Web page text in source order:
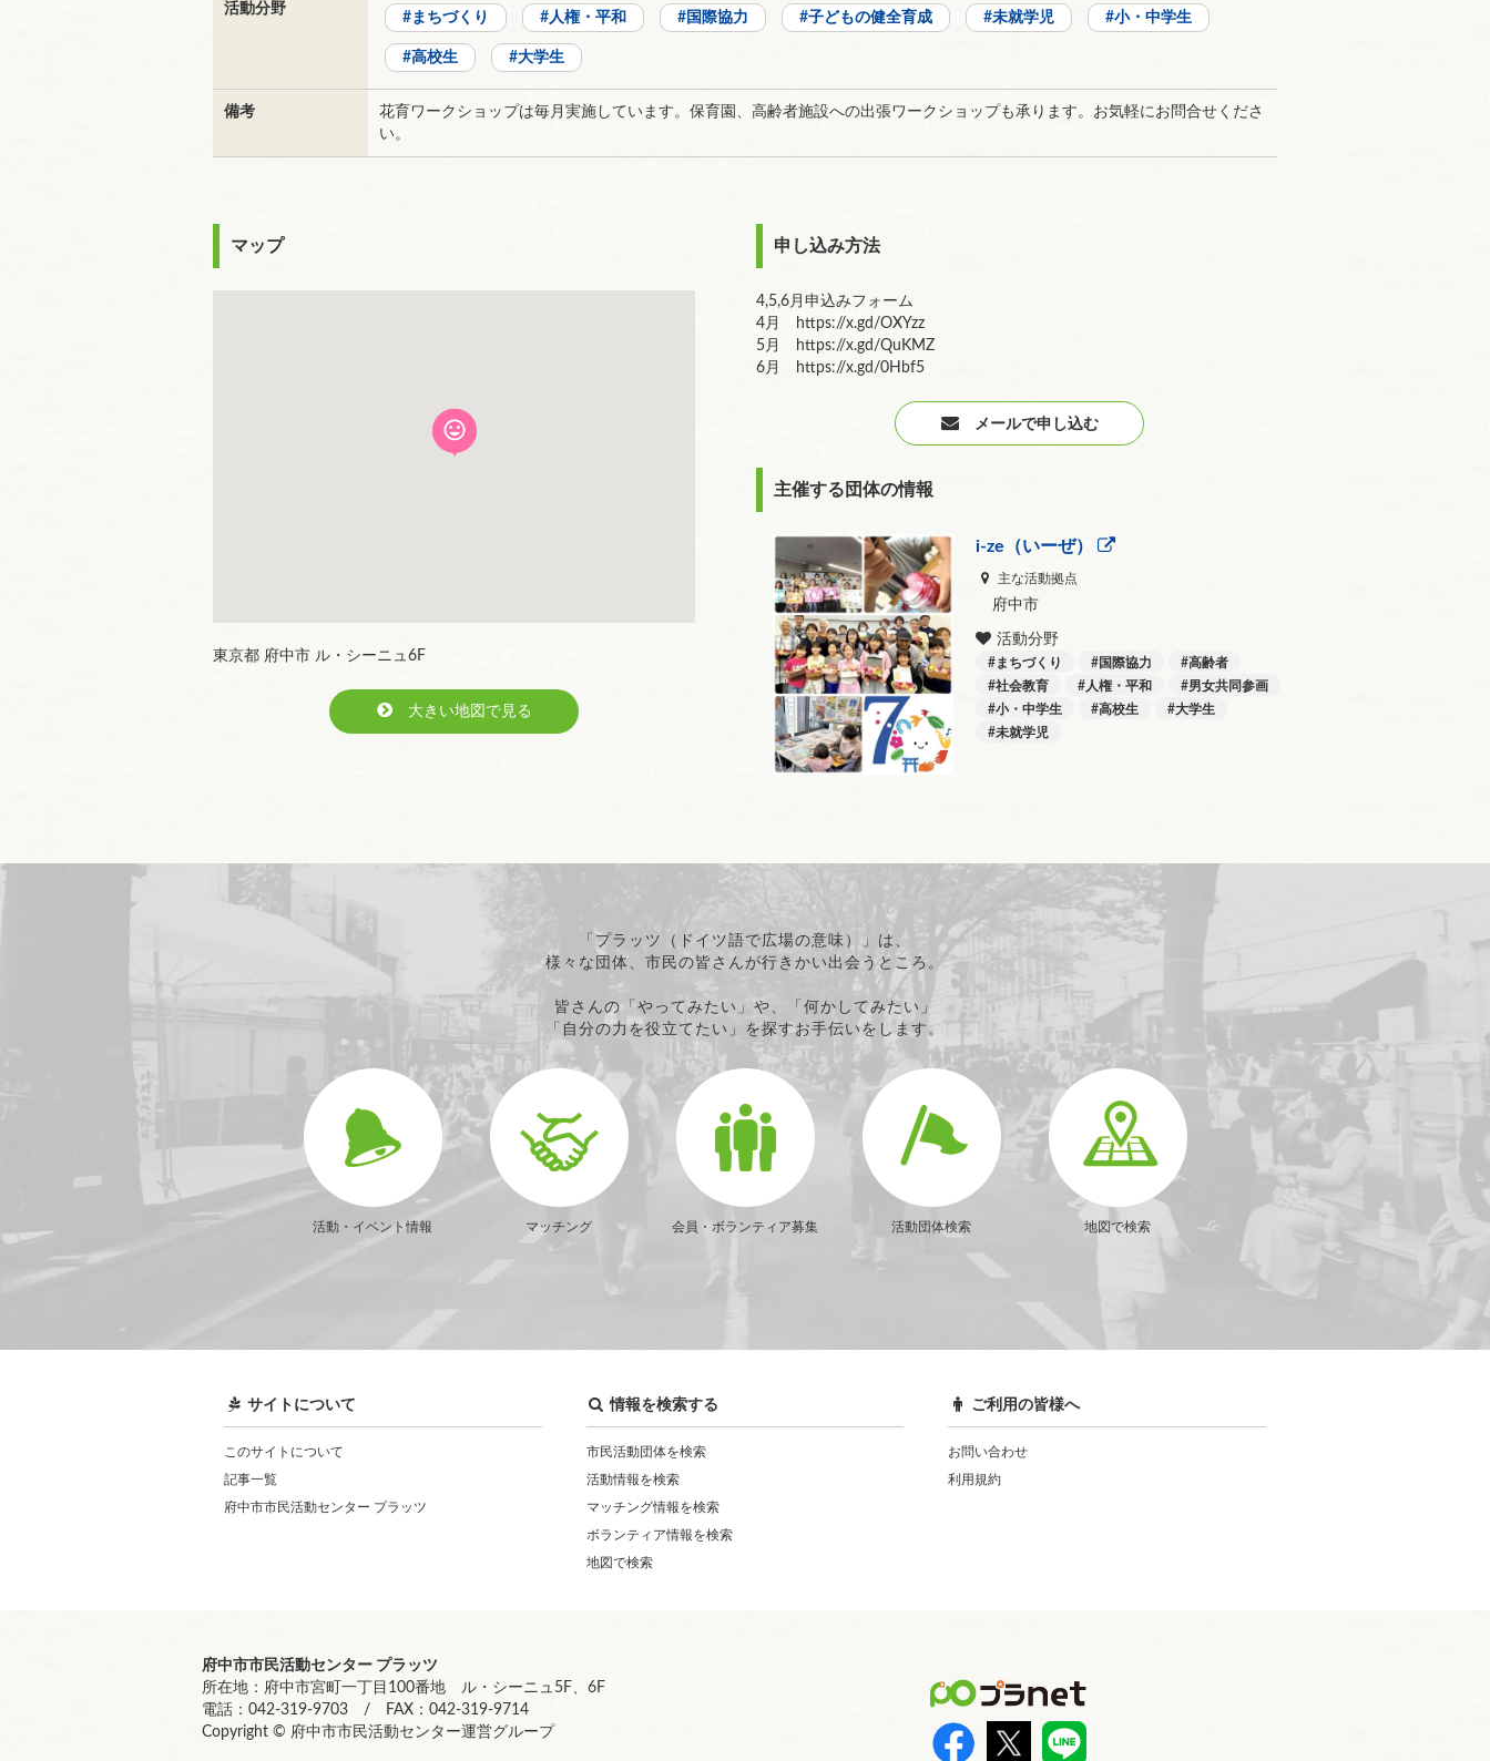
活動分野
まちづくり 人権・平和 国際協力 子どもの健全育成 未就学児 小・中学生
高校生 大学生
備考
花育ワークショップは毎月実施しています。保育園、高齢者施設への出張ワークショップも承ります。お気軽にお問合せくださ
い。
マップ
東京都 府中市 ル・シーニュ6F
大きい地図で見る
申し込み方法
4,5,6月申込みフォーム
4月 https://x.gd/OXYzz
5月 https://x.gd/QuKMZ
6月 https://x.gd/0Hbf5
メールで申し込む
主催する団体の情報
i-ze（いーぜ）
主な活動拠点
府中市
活動分野
まちづくり 国際協力
高齢者
社会教育
人権・平和
男女共同参画
小・中学生
高校生
大学生
未就学児
「プラッツ（ドイツ語で広場の意味）」は、
様々な団体、市民の皆さんが行きかい出会うところ。
皆さんの「やってみたい」や、「何かしてみたい」
「自分の力を役立てたい」を探すお手伝いをします。
活動・イベント情報 マッチング 会員・ボランティア募集 活動団体検索 地図で検索
サイトについて
このサイトについて
記事一覧
府中市市民活動センター プラッツ
情報を検索する
市民活動団体を検索
活動情報を検索
マッチング情報を検索
ボランティア情報を検索
地図で検索
ご利用の皆様へ
お問い合わせ
利用規約
府中市市民活動センター プラッツ
所在地：府中市宮町一丁目100番地 ル・シーニュ5F、6F
電話：042-319-9703 / FAX：042-319-9714
Copyright © 府中市市民活動センター運営グループ